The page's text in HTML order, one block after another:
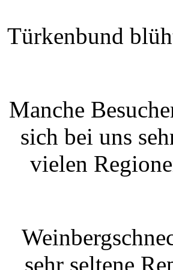
Türkenbund
Manche
sich bei uns
vielen
sehr seltene